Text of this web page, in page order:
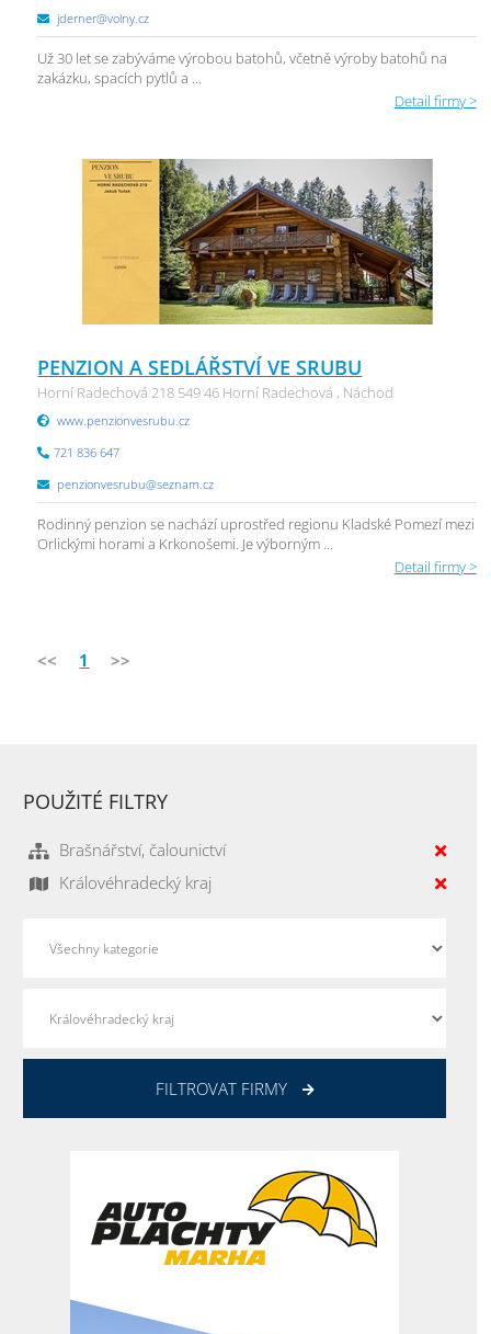
jderner@volny.cz
Už 30 let se zabýváme výrobou batohů, včetně výroby batohů na
zakázku, spacích pytlů a ...
Detail firmy >
PENZION A SEDLÁŘSTVÍ VE SRUBU
Horní Radechová 218 549 46 Horní Radechová , Náchod
www.penzionvesrubu.cz
721 836 647
penzionvesrubu@seznam.cz
Rodinný penzion se nachází uprostřed regionu Kladské Pomezí mezi
Orlickými horami a Krkonošemi. Je výborným ...
Detail firmy >
<< 1 >>
POUŽITÉ FILTRY
Brašnářství, čalounictví
Královéhradecký kraj
FILTROVAT FIRMY